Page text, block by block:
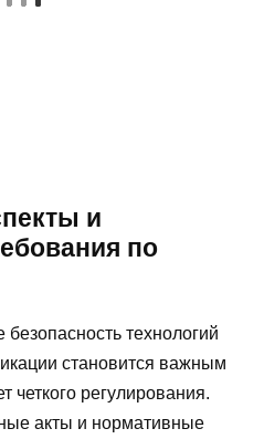
и
по
технологий
становится важным
четкого регулирования.
акты и нормативные